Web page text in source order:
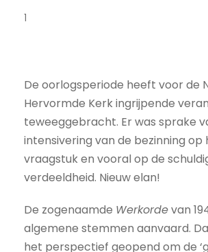
1
De oorlogsperiode heeft voor de
Hervormde Kerk ingrijpende
teweeggebracht. Er was sprake
intensivering van de bezinning op
vraagstuk en vooral op de
verdeeldheid. Nieuw elan!
De zogenaamde Werkordevan
algemene stemmen aanvaard.
het perspectief geopend om de